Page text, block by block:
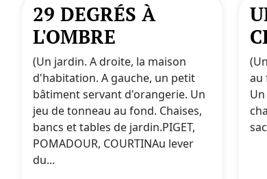
29 DEGRÉS À
L'OMBRE
(Un jardin. A droite, la maison
d'habitation. A gauche, un petit
bâtiment servant d'orangerie. Un
jeu de tonneau au fond. Chaises,
bancs et tables de jardin.PIGET,
POMADOUR, COURTINAu lever
du...
au